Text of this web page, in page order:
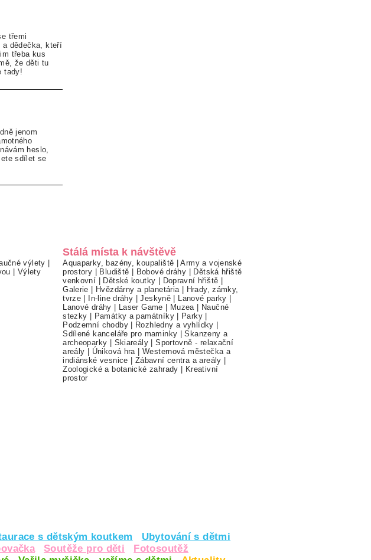
třemi
a dědečka, kteří
třeba kus
že děti tu
tady!
jenom
heslo,
sdílet se
výlety
Výlety
Stálá místa k návštěvě
Aquaparky, bazény, koupaliště |Army a vojenské
prostory
Bludiště Bobové dráhy
Dětská hřiště
venkovní
Dětské koutky Dopravní hřiště
Galerie
Hvězdárny a planetária
Hrady, zámky,
tvrze
In-line dráhy |Jeskyně Lanové parky
Lanové dráhy
Laser Game Muzea
Naučné
stezky
Památky a památníky| Parky
Podzemní chodby| Rozhledny a vyhlídky
Sdílené kanceláře pro maminky |Skanzeny a
archeoparky
Skiareály |Sportovně - relaxační
areály
Úniková hra |Westernová městečka a
indiánské vesnice
Zábavní centra a areály
Zoologické a botanické zahrady
Kreativní
prostor
s dětským koutkem
Ubytování s dětmi
Soutěže pro děti
Fotosoutěž